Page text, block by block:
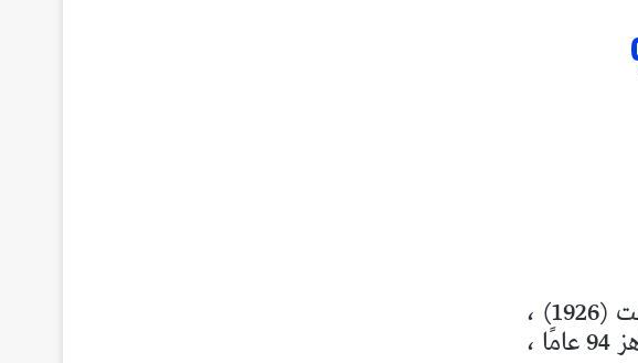
توفي الممثل والمخرج وكاتب السيناريو والغزل من مدريد رافائيل روميرو مارشنت (1926) ،
وهو رائد مع شقيقه خواكين في إطلاق النار على الغربيين في إسبانيا ، عن عمر يناهز 94 عامًا ،